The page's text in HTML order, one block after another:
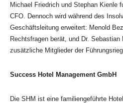
Michael Friedrich und Stephan Kienle
CFO. Dennoch wird während des
Geschäftsleitung erweitert: Menold
Rechtsfragen berät, und Dr.
zusätzliche Mitglieder der
Success Hotel Management GmbH
Die SHM ist eine familiengeführte